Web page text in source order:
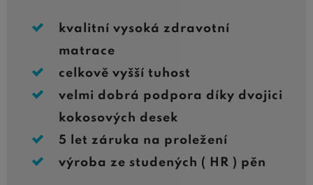
kvalitní vysoká zdravotní
matrace
celkově vyšší tuhost
velmi dobrá podpora díky dvojici
kokosových desek
5 let záruka na proležení
výroba ze studených ( HR ) pěn